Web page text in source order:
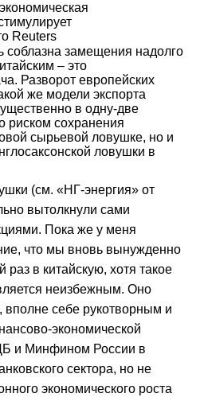
Reuters
соблазна замещения надолго
– это
Разворот европейских
же модели экспорта
в одну-две
риском сохранения
сырьевой ловушке, но и
ловушки в
(см. «НГ-энергия» от
вытолкнули сами
Пока же у меня
что мы вновь вынужденно
раз в китайскую, хотя такое
неизбежным. Оно
вполне себе рукотворным и
экономической
и Минфином России в
сектора, но не
экономического роста